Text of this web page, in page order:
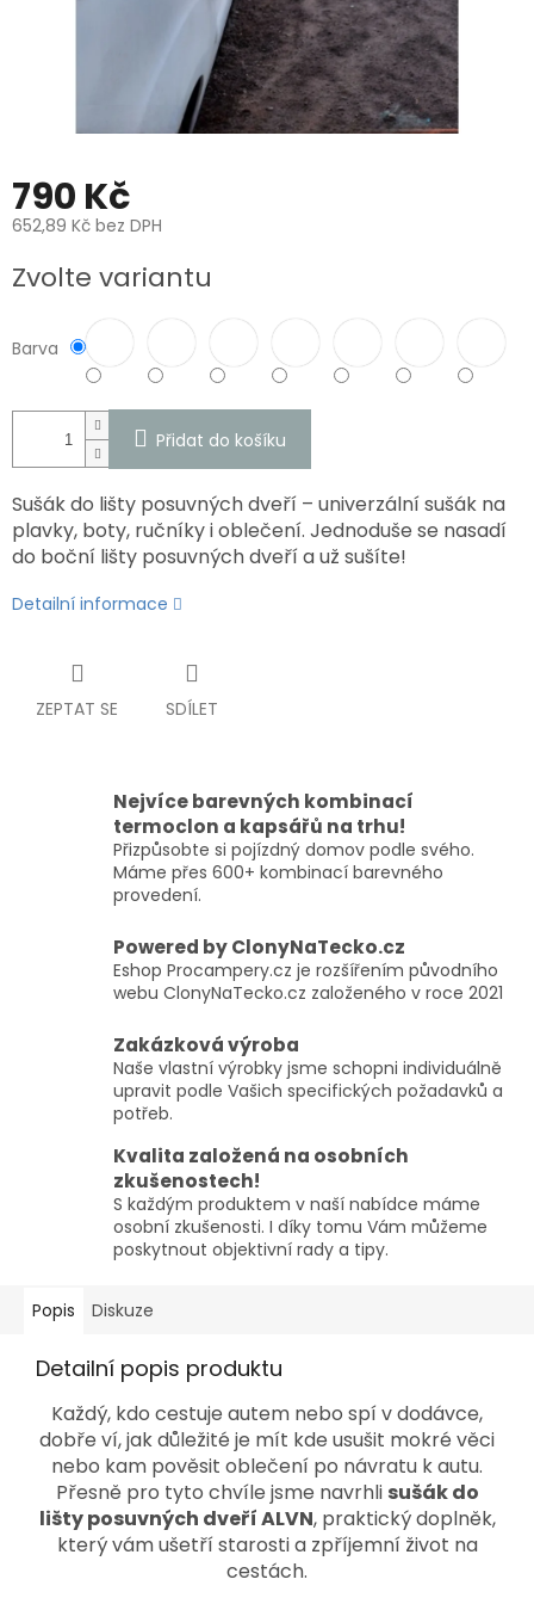
790 Kč
652,89 Kč bez DPH
cena:
Zvolte variantu
Barva
Přidat do košíku
Sušák do lišty posuvných dveří – univerzální sušák na
plavky, boty, ručníky i oblečení. Jednoduše se nasadí
do boční lišty posuvných dveří a už sušíte!
Detailní informace
ZEPTAT SE SDÍLET
Nejvíce barevných kombinací
termoclon a kapsářů na trhu!
Přizpůsobte si pojízdný domov podle svého.
Máme přes 600+ kombinací barevného
provedení.
Powered by ClonyNaTecko.cz
Eshop Procampery.cz je rozšířením původního
webu ClonyNaTecko.cz založeného v roce 2021
Zakázková výroba
Naše vlastní výrobky jsme schopni individuálně
upravit podle Vašich specifických požadavků a
potřeb.
Kvalita založená na osobních
zkušenostech!
S každým produktem v naší nabídce máme
osobní zkušenosti. I díky tomu Vám můžeme
poskytnout objektivní rady a tipy.
Popis Diskuze
Detailní popis produktu
Každý, kdo cestuje autem nebo spí v dodávce,
dobře ví, jak důležité je mít kde usušit mokré věci
nebo kam pověsit oblečení po návratu k autu.
Přesně pro tyto chvíle jsme navrhli sušák do
lišty posuvných dveří ALVN, praktický doplněk,
který vám ušetří starosti a zpříjemní život na
cestách.